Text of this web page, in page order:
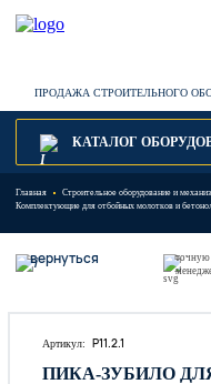
ПРОДАЖА СТРОИТЕЛЬНОГО
КАТАЛОГ
Главная Строительное оборудование и
Комплектующие для отбойных молотков и
вернуться
точную
Артикул: P11.2.1
ПИКА-ЗУБИЛО